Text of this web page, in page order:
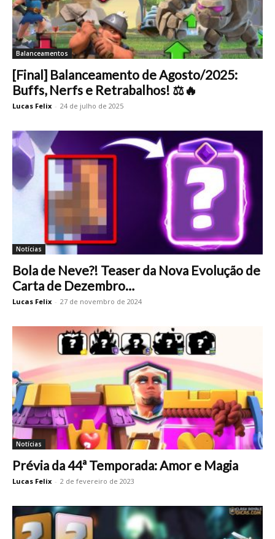
Balanceamentos
[Final] Balanceamento de Agosto/2025:
Buffs, Nerfs e Retrabalhos! ⚖️🔥
Lucas Felix - 24 de julho de 2025
Notícias
Bola de Neve?! Teaser da Nova Evolução de
Carta de Dezembro…
Lucas Felix - 27 de novembro de 2024
Notícias
Prévia da 44ª Temporada: Amor e Magia
Lucas Felix - 2 de fevereiro de 2023